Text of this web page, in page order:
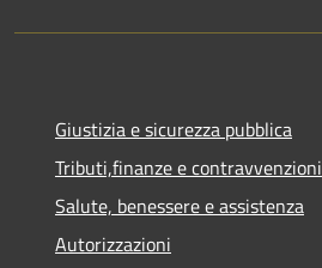
Giustizia e sicurezza pubblica
Tributi,finanze e contravvenzioni
Salute, benessere e assistenza
Autorizzazioni